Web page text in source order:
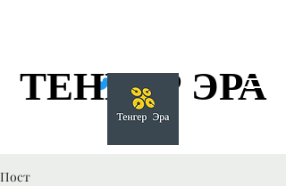
ТЕНГЕР ЭРА
ТЕНГЕР ЭРА
Пост